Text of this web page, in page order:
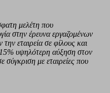
μελέτη που
στην έρευνα εργαζομένων
εταιρεία σε φίλους και
υψηλότερη αύξηση στον
με εταιρείες που